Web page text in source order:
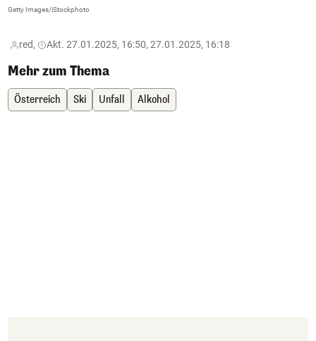
Getty Images/iStockphoto
red, Akt. 27.01.2025, 16:50, 27.01.2025, 16:18
Mehr zum Thema
Österreich Ski Unfall Alkohol